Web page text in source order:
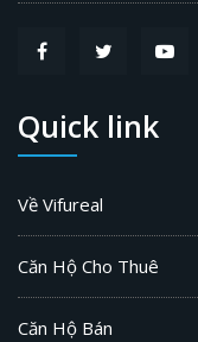
Quick link
Về Vifureal
Căn Hộ Cho Thuê
Căn Hộ Bán